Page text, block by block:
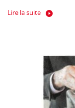
Lire la suite